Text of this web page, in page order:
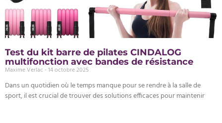
Test du kit barre de pilates CINDALOG
multifonction avec bandes de résistance
Maxime Verlac 14 octobre 2025
Dans un quotidien où le temps manque pour se rendre à la salle de
sport, il est crucial de trouver des solutions efficaces pour maintenir